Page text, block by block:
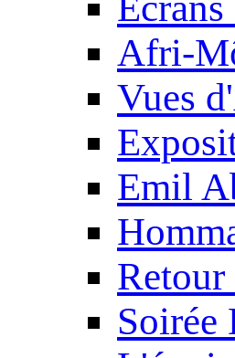
Afri-
Vues
Emil